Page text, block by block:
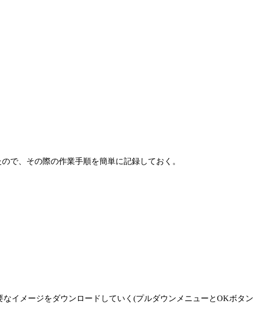
で、その際の作業手順を簡単に記録しておく。
イメージをダウンロードしていく(プルダウンメニューとOKボタン